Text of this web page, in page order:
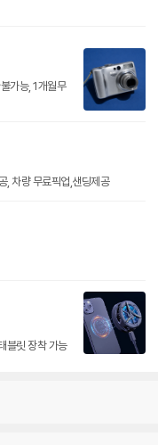
가능, 1개월무
, 차량 무료픽업,샌딩제공
블릿 장착 가능